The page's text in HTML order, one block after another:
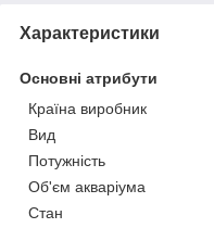
Характеристики
Основні атрибути
Країна виробник
Вид
Потужність
Об'єм акваріума
Стан